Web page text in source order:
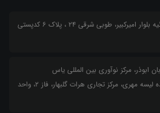
شعبه 1 یزد: دفتر مرکزی : یزد، صفائیه بلوار امیرکبیر، طوبی شرقی 24 ، پلاک 6 کدپستی
ابوذر، مرکز نوآوری بین المللی یاس
شعبه هرات: افغانستان، هرات، جاده لیسه مهری، مرکز تجاری هرات گلبهار، فاز ۲، واحد